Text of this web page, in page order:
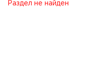
Раздел не найден